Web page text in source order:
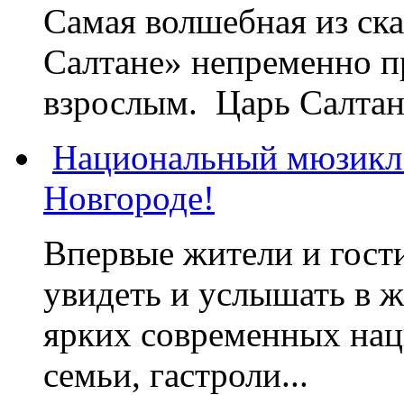
Самая волшебная из
Салтане» непременно
взрослым. Царь
Национальный
Новгороде!
Впервые жители и
увидеть и услышать в
ярких современных
семьи, гастроли...